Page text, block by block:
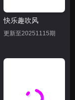
快乐趣吹风
更新至20251115期